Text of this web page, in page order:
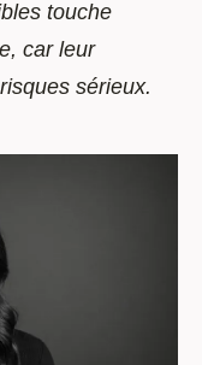
touche
car leur
sérieux.